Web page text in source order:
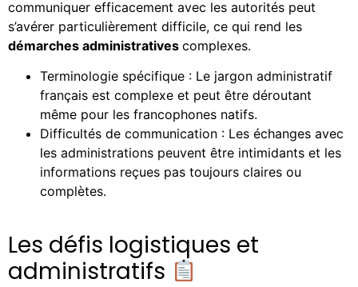
communiquer efficacement avec les autorités peut
s’avérer particulièrement difficile, ce qui rend les
démarches administratives complexes.
Terminologie spécifique : Le jargon administratif
français est complexe et peut être déroutant
même pour les francophones natifs.
Difficultés de communication : Les échanges avec
les administrations peuvent être intimidants et les
informations reçues pas toujours claires ou
complètes.
Les défis logistiques et
administratifs